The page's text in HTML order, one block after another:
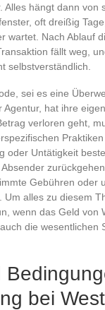
Alles hängt dann von
oft dreißig
wartet. Nach Ablauf
fällt weg,
selbstverständlich.
sei es eine
Agentur, hat ihre
verloren geht,
oder Untätigkeit
Gebühren oder
alles zu diesem
wenn das Geld von
die wesentlichen
bei